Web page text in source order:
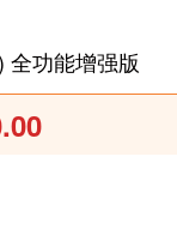
全功能增强版